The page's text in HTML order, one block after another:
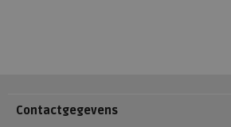
Contactgegevens